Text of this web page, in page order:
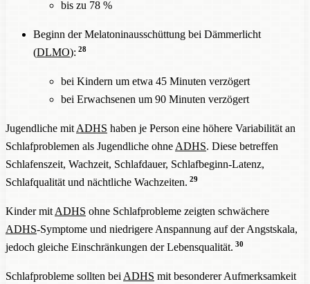
bis zu 78 %
Beginn der Melatoninausschüttung bei Dämmerlicht
(DLMO): 28
bei Kindern um etwa 45 Minuten verzögert
bei Erwachsenen um 90 Minuten verzögert
Jugendliche mit ADHS haben je Person eine höhere Variabilität an
Schlafproblemen als Jugendliche ohne ADHS. Diese betreffen
Schlafenszeit, Wachzeit, Schlafdauer, Schlafbeginn-Latenz,
Schlafqualität und nächtliche Wachzeiten. 29
Kinder mit ADHS ohne Schlafprobleme zeigten schwächere
ADHS-Symptome und niedrigere Anspannung auf der Angstskala,
jedoch gleiche Einschränkungen der Lebensqualität. 30
Schlafprobleme sollten bei ADHS mit besonderer Aufmerksamkeit